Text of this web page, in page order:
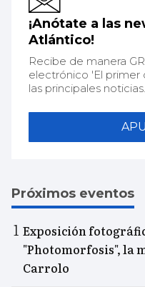
¡Anótate a las
Atlántico!
Recibe de manera
electrónico 'El primer
las principales noticias.
Próximos eventos
Exposición
"Photomorfosis", la
Carrolo